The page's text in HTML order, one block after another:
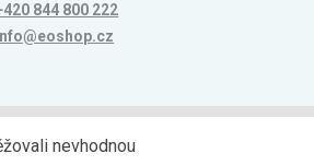
844 800 222
nevhodnou